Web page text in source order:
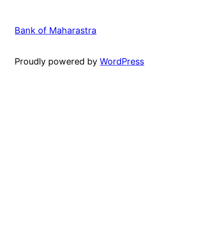
Bank of Maharastra
Proudly powered byWordPress